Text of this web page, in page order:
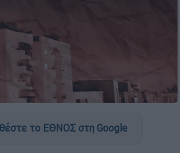
το ΕΘΝΟΣ στη Google